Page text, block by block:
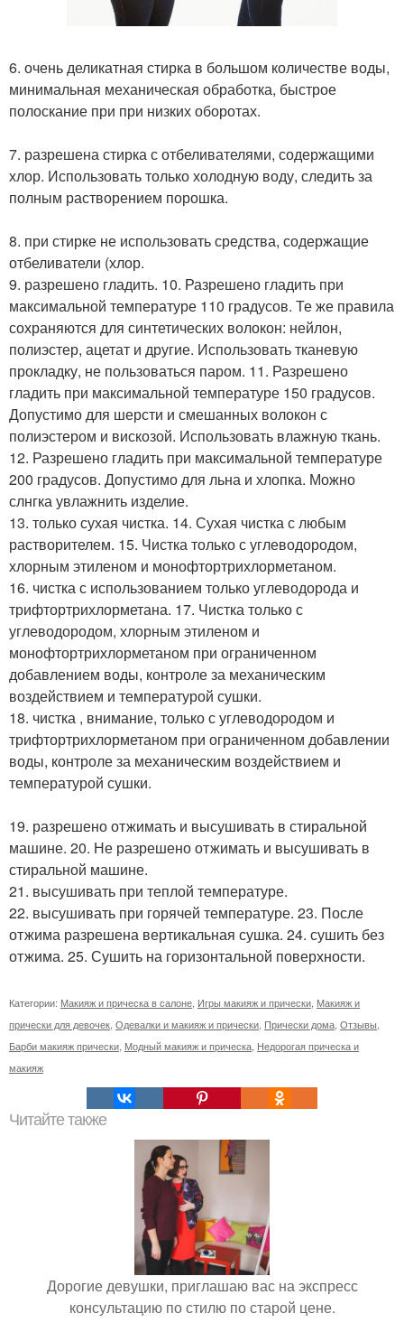
6. очень деликатная стирка в большом количестве воды,
минимальная механическая обработка, быстрое
полоскание при при низких оборотах.
7. разрешена стирка с отбеливателями, содержащими
хлор. Использовать только холодную воду, следить за
полным растворением порошка.
8. при стирке не использовать средства, содержащие
отбеливатели (хлор.
9. разрешено гладить. 10. Разрешено гладить при
максимальной температуре 110 градусов. Те же правила
сохраняются для синтетических волокон: нейлон,
полиэстер, ацетат и другие. Использовать тканевую
прокладку, не пользоваться паром. 11. Разрешено
гладить при максимальной температуре 150 градусов.
Допустимо для шерсти и смешанных волокон с
полиэстером и вискозой. Использовать влажную ткань.
12. Разрешено гладить при максимальной температуре
200 градусов. Допустимо для льна и хлопка. Можно
слнгка увлажнить изделие.
13. только сухая чистка. 14. Сухая чистка с любым
растворителем. 15. Чистка только с углеводородом,
хлорным этиленом и монофтортрихлорметаном.
16. чистка с использованием только углеводорода и
трифтортрихлорметана. 17. Чистка только с
углеводородом, хлорным этиленом и
монофтортрихлорметаном при ограниченном
добавлением воды, контроле за механическим
воздействием и температурой сушки.
18. чистка , внимание, только с углеводородом и
трифтортрихлорметаном при ограниченном добавлении
воды, контроле за механическим воздействием и
температурой сушки.
19. разрешено отжимать и высушивать в стиральной
машине. 20. Не разрешено отжимать и высушивать в
стиральной машине.
21. высушивать при теплой температуре.
22. высушивать при горячей температуре. 23. После
отжима разрешена вертикальная сушка. 24. сушить без
отжима. 25. Сушить на горизонтальной поверхности.
Категории: Макияж и прическа в салоне Игры макияж и прически Макияж и
прически для девочек Одевалки и макияж и прически Прически дома Отзывы
Барби макияж прически Модный макияж и прическа Недорогая прическа и
макияж
Читайте также
Дорогие девушки, приглашаю вас на экспресс
консультацию по стилю по старой цене.